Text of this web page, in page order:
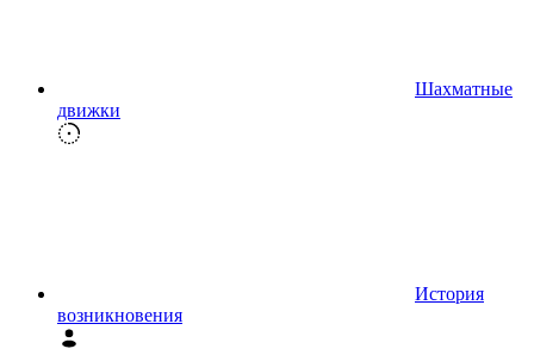
Шахматные
движки
История
возникновения